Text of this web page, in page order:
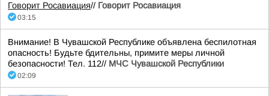
Говорит Росавиация// Говорит Росавиация
03:15
Внимание! В Чувашской Республике объявлена беспилотная
опасность! Будьте бдительны, примите меры личной
безопасности! Тел. 112// МЧС Чувашской Республики
02:09